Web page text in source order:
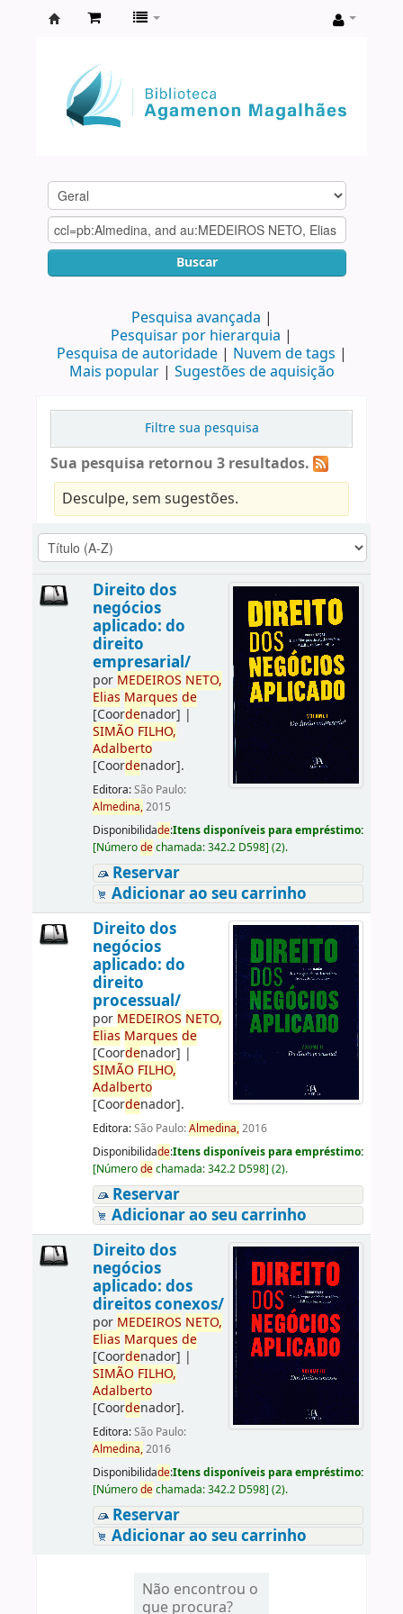
Agamenon
Magalhães
Buscar
Pesquisa avançada
Pesquisar por hierarquia
Pesquisa de autoridade
Nuvem de tags
Mais popular
Sugestões de aquisição
Filtre sua pesquisa
Sua pesquisa retornou 3 resultados.
Desculpe, sem sugestões.
Direito dos
negócios
aplicado: do
direito
empresarial/
por MEDEIROS NETO,
Elias Marques de
[Coordenador] |
SIMÃO FILHO,
Adalberto
[Coordenador].
Editora:São Paulo:
Almedina,2015
Disponibilidade:Itens disponíveis para empréstimo:
[Númerodechamada:342.2 D598] (2).
Reservar
Adicionar ao seu carrinho
Direito dos
negócios
aplicado: do
direito
processual/
por MEDEIROS NETO,
Elias Marques de
[Coordenador] |
SIMÃO FILHO,
Adalberto
[Coordenador].
Editora:São Paulo:Almedina,2016
Disponibilidade:Itens disponíveis para empréstimo:
[Númerodechamada:342.2 D598] (2).
Reservar
Adicionar ao seu carrinho
Direito dos
negócios
aplicado: dos
direitos conexos/
por MEDEIROS NETO,
Elias Marques de
[Coordenador] |
SIMÃO FILHO,
Adalberto
[Coordenador].
Editora:São Paulo:
Almedina,2016
Disponibilidade:Itens disponíveis para empréstimo:
[Númerodechamada:342.2 D598] (2).
Reservar
Adicionar ao seu carrinho
Não encontrou o
que procura?